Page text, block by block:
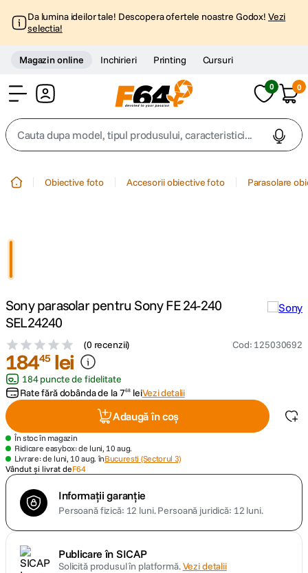
Da lumina ideilor tale! Descopera ofertele noastre Godox! Vezi
selectia!
Magazin online Inchirieri Printing Cursuri
0 0
Cauta dupa model, tipul produsului, caracteristici...
4 . peak design
lavaliera
6. canon sx740 hs
card memorie
8. sony fx
9. dji mic mini
10. dji osmo pocket 4
Obiective foto Accesorii obiective foto Parasolare
Sony parasolar pentru Sony FE 24-240
SEL24240
(0 recenzii) Cod: 125030692
18445 lei
184 puncte de fidelitate
Rate fără dobânda de la768 leiVezi detalii
Adaugă în coș
În stoc în magazin
Ridicare easybox: de luni, 10 aug.
Livrare: de luni, 10 aug. înBucuresti (Sectorul 3)
Vândut și livrat deF64
Informații garanție
Persoană fizică: 12 luni.Persoană juridică: 12 luni.
Publicare în SICAP
Solicită produsul în platformă.Vezi detalii